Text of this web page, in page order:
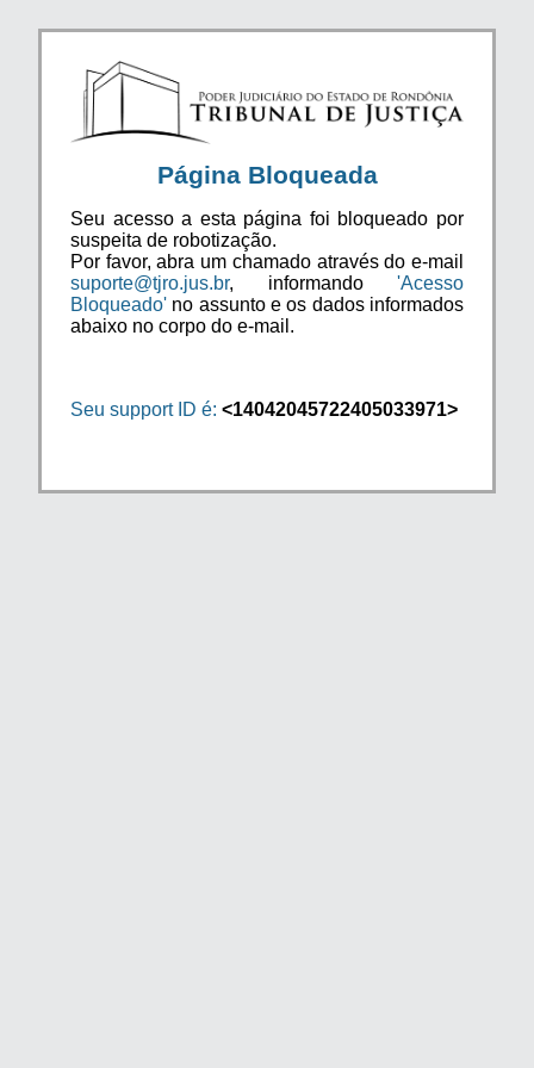
Página Bloqueada
Seu acesso a esta página foi bloqueado por
suspeita de robotização.
Por favor, abra um chamado através do e-mail
suporte@tjro.jus.br, informando 'Acesso
Bloqueado' no assunto e os dados informados
abaixo no corpo do e-mail.
Seu support ID é: <14042045722405033971>